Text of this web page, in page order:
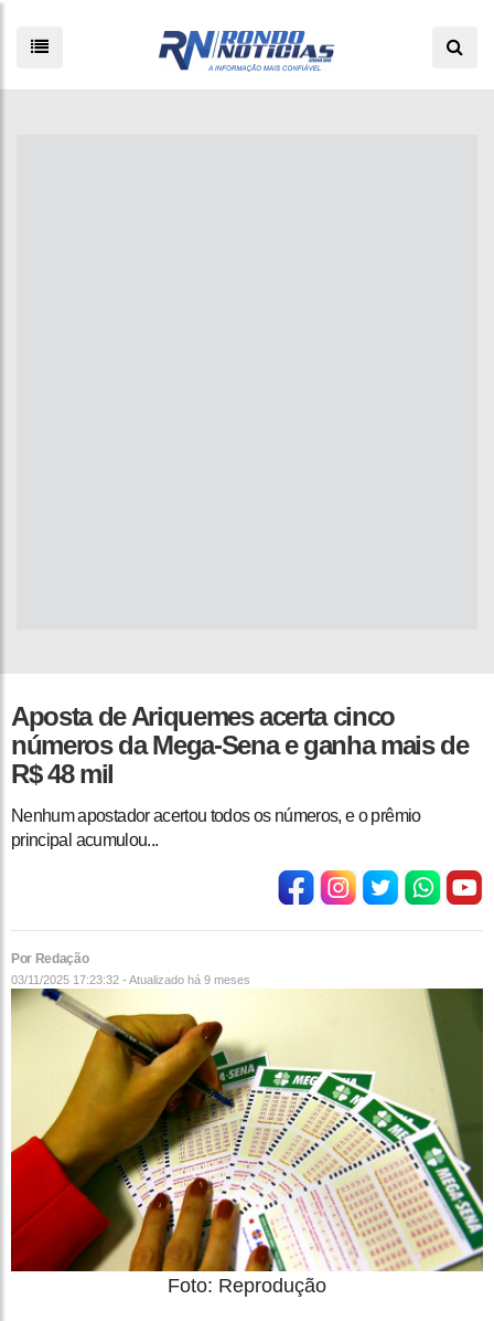
Aposta de Ariquemes acerta cinco
números da Mega-Sena e ganha mais de
R$ 48 mil
Nenhum apostador acertou todos os números, e o prêmio
principal acumulou...
Por Redação
03/11/2025 17:23:32 - Atualizado há 9 meses
Foto: Reprodução